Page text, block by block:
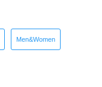
Men&Women